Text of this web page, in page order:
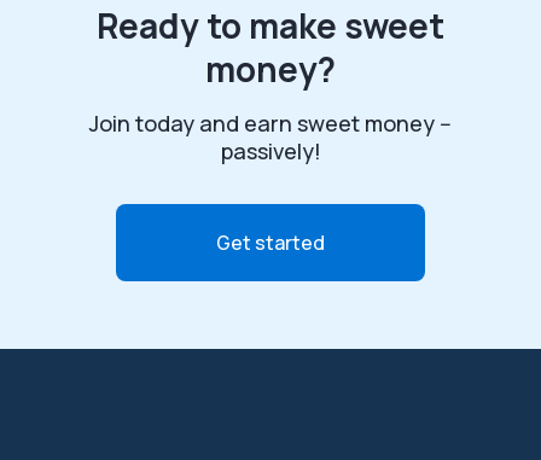
Ready to make sweet
money?
Join today and earn sweet money --
passively!
Get started